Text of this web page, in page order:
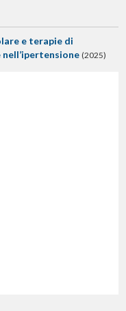
e terapie di
(2025)